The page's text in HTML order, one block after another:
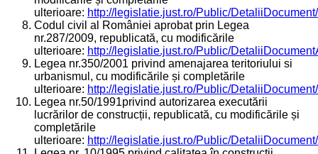
ulterioare: http://legislatie.just.ro/Public/
Codul civil al României aprobat prin Legea
nr.287/2009, republicată, cu modificările
ulterioare: http://legislatie.just.ro/Public/
Legea nr.350/2001 privind amenajarea teritoriului si
urbanismul, cu modificările și completările
ulterioare: http://legislatie.just.ro/Public/
Legea nr.50/1991privind autorizarea executării
lucrărilor de construcții, republicată, cu modificările și
completările
ulterioare: http://legislatie.just.ro/Public/